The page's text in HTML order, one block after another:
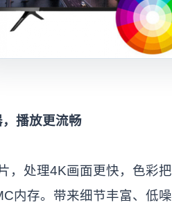
播放更流畅
，处理4K画面更快，色彩
内存。带来细节丰富、低